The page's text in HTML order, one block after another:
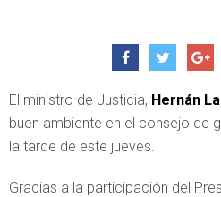
El ministro de Justicia, Hernán
buen ambiente en el consejo de
la tarde de este jueves.
Gracias a la participación del